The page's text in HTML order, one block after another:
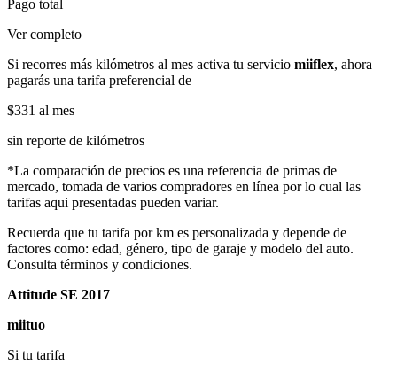
Pago total
Ver completo
Si recorres más kilómetros al mes activa tu servicio miiflex, ahora
pagarás una tarifa preferencial de
$331 al mes
sin reporte de kilómetros
*La comparación de precios es una referencia de primas de
mercado, tomada de varios compradores en línea por lo cual las
tarifas aqui presentadas pueden variar.
Recuerda que tu tarifa por km es personalizada y depende de
factores como: edad, género, tipo de garaje y modelo del auto.
Consulta términos y condiciones.
Attitude SE 2017
miituo
Si tu tarifa